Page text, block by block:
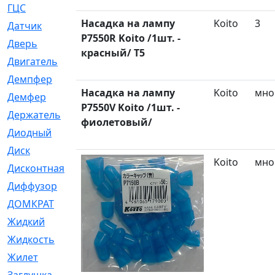
ГЦС
[74]
Датчик
[969]
Дверь
[249]
Двигатель
Демпфер
[2]
Демфер
[1]
Держатель
[5]
Диодный
Диск
[418]
Дисконтная
[1]
Диффузор
[1]
ДОМКРАТ
[1]
Жидкий
[5]
Жидкость
[80]
Жилет
[1]
Насадка на лампу
P7550R Koito /1шт. -
красный/ T5
Koito 3
Насадка на лампу
P7550V Koito /1шт. -
фиолетовый/
Koito
Koito